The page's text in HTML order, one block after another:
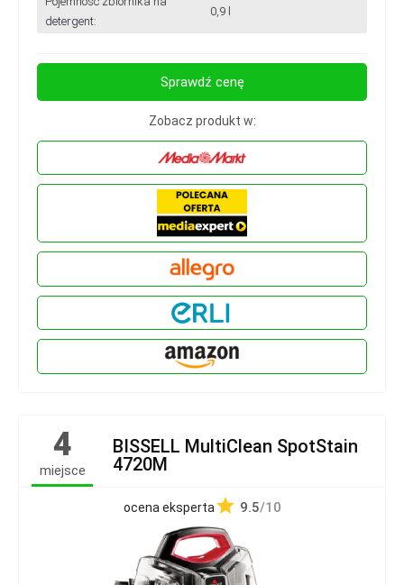
detergent:
0,9 l
Sprawdź cenę
Zobacz produkt w:
4
miejsce
BISSELL MultiClean SpotStain
4720M
ocena eksperta 9.5/10